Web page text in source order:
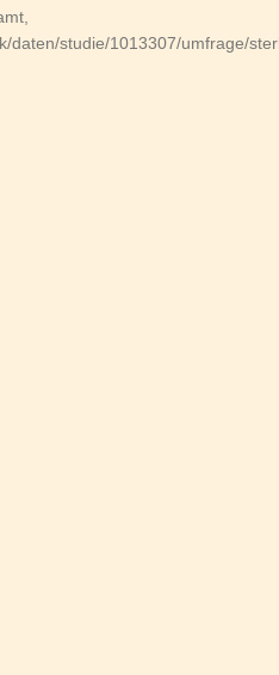
daten/studie/1013307/umfrage/